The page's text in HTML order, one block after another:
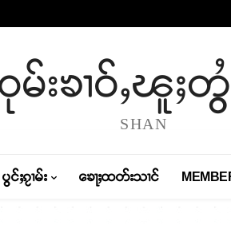
းၶၢဝ်ႇၽူႈတွႆ
SHAN
ပွင်ႈၵႂၢမ်း ၶေႃႈထတ်းသၢင်